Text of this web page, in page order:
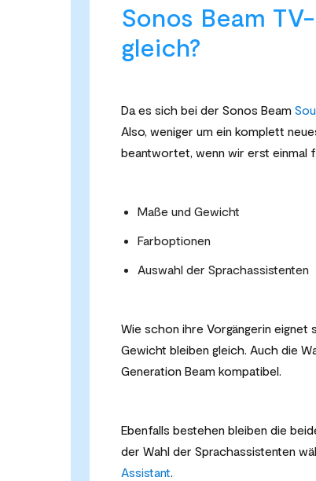
Sonos Beam
gleich?
Da es sich bei der Sonos Beam
Also, weniger um ein komplett
beantwortet, wenn wir erst einmal
Maße und Gewicht
Farboptionen
Auswahl der Sprachassistenten
Wie schon ihre Vorgängerin eignet
Gewicht bleiben gleich. Auch die
Generation Beam kompatibel.
Ebenfalls bestehen bleiben die
der Wahl der Sprachassistenten
Assistant